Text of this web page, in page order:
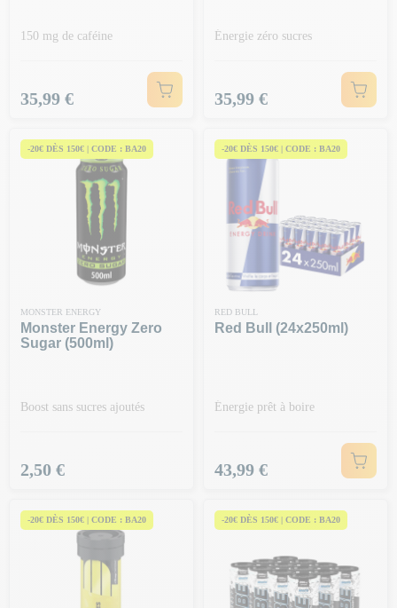
150 mg de caféine
Prix
35,99 €
Énergie zéro sucres
Prix
35,99 €
-20€ DÈS 150€ | CODE : BA20
MONSTER ENERGY
Monster Energy Zero
Sugar (500ml)
Boost sans sucres ajoutés
Prix
2,50 €
-20€ DÈS 150€ | CODE : BA20
RED BULL
Red Bull (24x250ml)
Énergie prêt à boire
Prix
43,99 €
-20€ DÈS 150€ | CODE : BA20 -20€ DÈS 150€ | CODE : BA20